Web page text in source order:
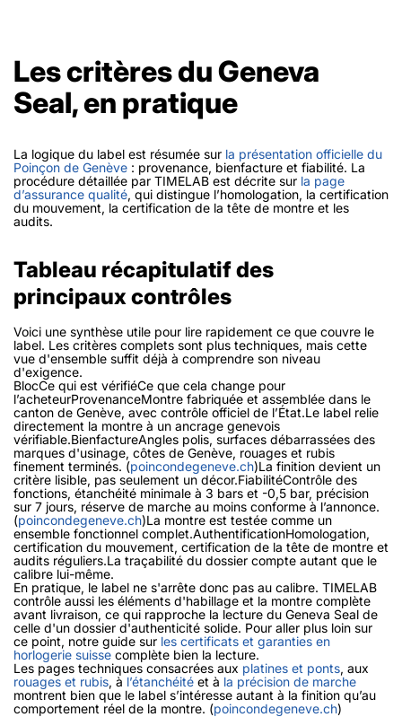
Les critères du Geneva
Seal, en pratique
La logique du label est résumée sur la présentation officielle du
Poinçon de Genève : provenance, bienfacture et fiabilité. La
procédure détaillée par TIMELAB est décrite sur la page
d’assurance qualité, qui distingue l’homologation, la certification
du mouvement, la certification de la tête de montre et les
audits.
Tableau récapitulatif des
principaux contrôles
Voici une synthèse utile pour lire rapidement ce que couvre le
label. Les critères complets sont plus techniques, mais cette
vue d'ensemble suffit déjà à comprendre son niveau
d'exigence.
BlocCe qui est vérifiéCe que cela change pour
l’acheteurProvenanceMontre fabriquée et assemblée dans le
canton de Genève, avec contrôle officiel de l’État.Le label relie
directement la montre à un ancrage genevois
vérifiable.BienfactureAngles polis, surfaces débarrassées des
marques d'usinage, côtes de Genève, rouages et rubis
finement terminés. (poincondegeneve.ch)La finition devient un
critère lisible, pas seulement un décor.FiabilitéContrôle des
fonctions, étanchéité minimale à 3 bars et -0,5 bar, précision
sur 7 jours, réserve de marche au moins conforme à l’annonce.
(poincondegeneve.ch)La montre est testée comme un
ensemble fonctionnel complet.AuthentificationHomologation,
certification du mouvement, certification de la tête de montre et
audits réguliers.La traçabilité du dossier compte autant que le
calibre lui-même.
En pratique, le label ne s'arrête donc pas au calibre. TIMELAB
contrôle aussi les éléments d'habillage et la montre complète
avant livraison, ce qui rapproche la lecture du Geneva Seal de
celle d'un dossier d'authenticité solide. Pour aller plus loin sur
ce point, notre guide sur les certificats et garanties en
horlogerie suisse complète bien la lecture.
Les pages techniques consacrées aux platines et ponts, aux
rouages et rubis, à l’étanchéité et à la précision de marche
montrent bien que le label s’intéresse autant à la finition qu’au
comportement réel de la montre. (poincondegeneve.ch)